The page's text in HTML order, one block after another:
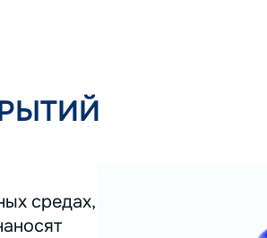
средах,